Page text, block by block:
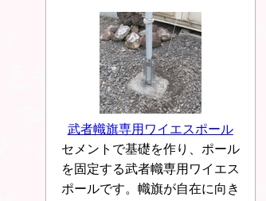
武者幟旗専用ワイエスポール
セメントで基礎を作り、ポール
を固定する武者幟専用ワイエス
ポールです。幟旗が自在に向き